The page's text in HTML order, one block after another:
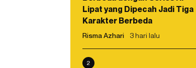
Lipat yang Dipecah Jadi Tiga
Karakter Berbeda
Risma Azhari 3 hari lalu
2